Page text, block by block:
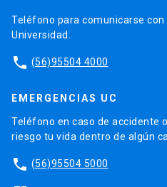
Teléfono para comunicarse
Universidad.
phone (56)95504 4000
EMERGENCIAS UC
Teléfono en caso de accidente
riesgo tu vida dentro de algún
phone (56)95504 5000